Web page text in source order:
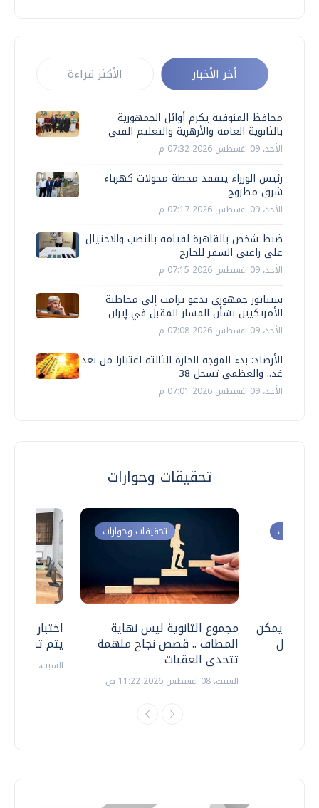
أخر الأخبار الأكثر قراءة
محافظ المنوفية يكرم أوائل الجمهورية
بالثانوية العامة والأزهرية والتعليم الفني
الأحد، 09 اغسطس 2026 07:32 م
رئيس الوزراء يتفقد محطة محولات كهرباء
شرق مطروح
الأحد، 09 اغسطس 2026 07:17 م
ضبط شخص بالقاهرة لقيامه بالنصب والاحتيال
على راغبي السفر للخارج
الأحد، 09 اغسطس 2026 07:15 م
سيناتور جمهوري يدعو ترامب إلى مخاطبة
الأمريكيين بشأن المسار المقبل في إيران
الأحد، 09 اغسطس 2026 07:08 م
الأرصاد: بدء الموجة الحارة الثالثة اعتبارا من بعد
غد.. والعظمى تسجل 38
الأحد، 09 اغسطس 2026 07:01 م
تحقيقات وحوارات
اختبارات
يتم
السبت، 18 يوليو 2026 09:22 ص
تحقيقات وحوارات
مجموع الثانوية ليس نهاية
المطاف .. قصص نجاح ملهمة
تتحدى العقبات
السبت، 08 اغسطس 2026 11:22 ص
وحوارات
.. هل يمكن
نتعامل